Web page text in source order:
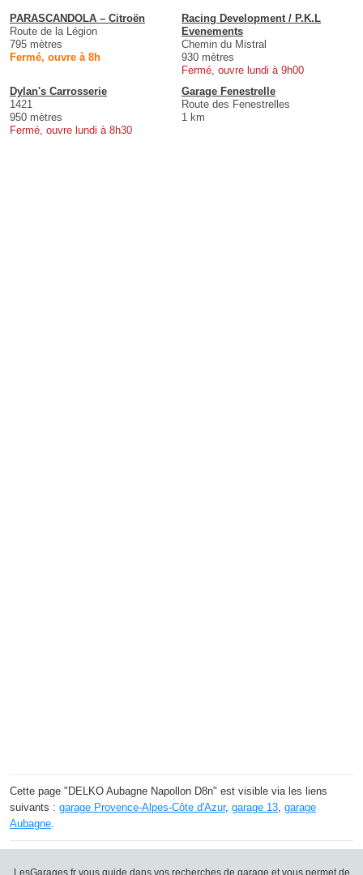
PARASCANDOLA – Citroën
Route de la Légion
795 mètres
Fermé, ouvre à 8h
Racing Development / P.K.L
Evenements
Chemin du Mistral
930 mètres
Fermé, ouvre lundi à 9h00
Dylan's Carrosserie
1421
950 mètres
Fermé, ouvre lundi à 8h30
Garage Fenestrelle
Route des Fenestrelles
1 km
Cette page "DELKO Aubagne Napollon D8n" est visible via les liens
suivants : garage Provence-Alpes-Côte d'Azur, garage 13 garage
Aubagne
LesGarages.fr vous guide dans vos recherches de garage et vous permet de